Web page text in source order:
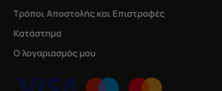
Τρόποι Αποστολής και Επιστροφές
Κατάστημα
Ο λογαριασμός μου